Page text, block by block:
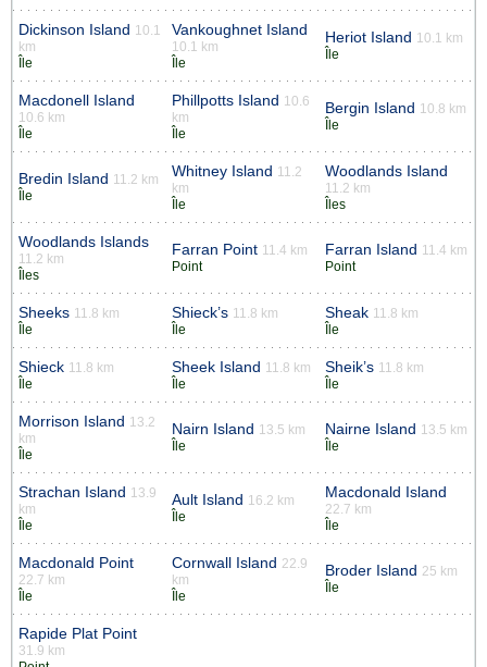
Dickinson Island 10.1
km
Île
Vankoughnet Island
10.1 km
Île
Heriot Island 10.1 km
Île
Macdonell Island
10.6 km
Île
Phillpotts Island 10.6
km
Île
Bergin Island 10.8 km
Île
Bredin Island 11.2 km
Île
Whitney Island 11.2
km
Île
Woodlands Island
11.2 km
Îles
Woodlands Islands
11.2 km
Îles
Farran Point 11.4 km
Point
Farran Island 11.4 km
Point
Sheeks 11.8 km
Île
Shieck’s 11.8 km
Île
Sheak 11.8 km
Île
Shieck 11.8 km
Île
Sheek Island 11.8 km
Île
Sheik’s 11.8 km
Île
Morrison Island 13.2
km
Île
Nairn Island 13.5 km
Île
Nairne Island 13.5 km
Île
Strachan Island 13.9
km
Île
Ault Island 16.2 km
Île
Macdonald Island
22.7 km
Île
Macdonald Point
22.7 km
Île
Cornwall Island 22.9
km
Île
Broder Island 25 km
Île
Rapide Plat Point
31.9 km